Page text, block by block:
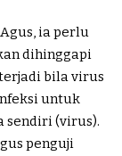
ia perlu
dihinggapi
bila virus
untuk
sendiri (virus).
penguji